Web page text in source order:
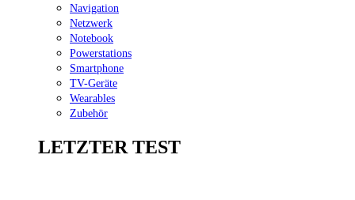
Navigation
Netzwerk
Notebook
Powerstations
Smartphone
TV-Geräte
Wearables
Zubehör
LETZTER TEST